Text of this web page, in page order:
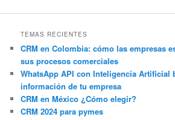
TEMAS RECIENTES
CRM en Colombia: cómo las empresas
sus procesos comerciales
WhatsApp API con Inteligencia Artificial
información de tu empresa
CRM en México ¿Cómo elegir?
CRM 2024 para pymes